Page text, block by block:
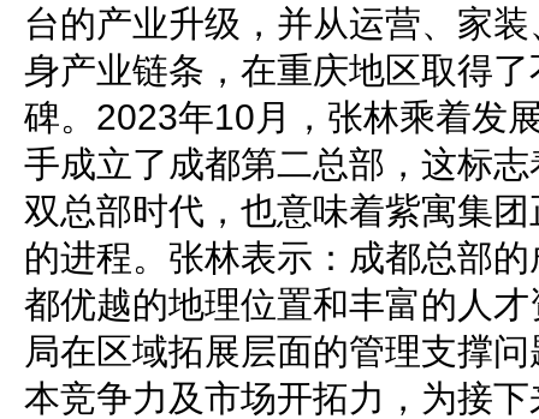
台的产业升级，并从运营、家
身产业链条，在重庆地区取得
碑。2023年10月，张林乘着发
手成立了成都第二总部，这标
双总部时代，也意味着紫寓集
的进程。张林表示：成都总部
都优越的地理位置和丰富的人
局在区域拓展层面的管理支撑
本竞争力及市场开拓力，为接